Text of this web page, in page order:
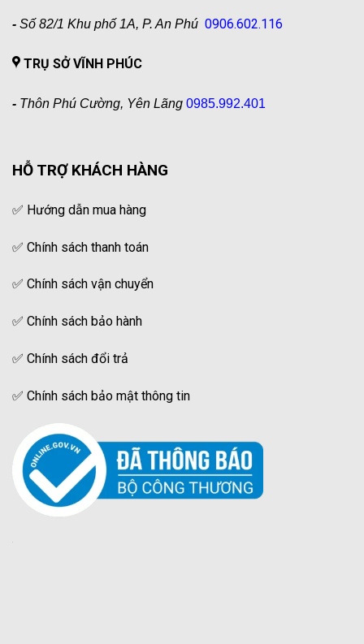
- Số 82/1 Khu phố 1A, P. An Phú 0906.602.116
TRỤ SỞ VĨNH PHÚC
- Thôn Phú Cường, Yên Lãng 0985.992.401
HỖ TRỢ KHÁCH HÀNG
✅ Hướng dẫn mua hàng
✅ Chính sách thanh toán
✅ Chính sách vận chuyển
✅ Chính sách bảo hành
✅ Chính sách đổi trả
✅ Chính sách bảo mật thông tin